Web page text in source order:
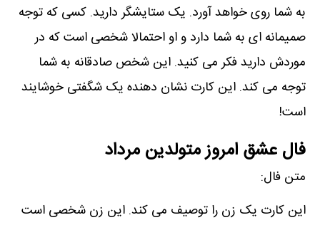
به شما روی خواھد آورد. یک ستایشگر دارید. کسی که توجه
صمیمانه ای به شما دارد و او احتمالا شخصی است که در
موردش دارید فکر می کنید. این شخص صادقانه به شما
توجه می کند. این کارت نشان دھنده یک شگفتی خوشایند
است!
فال عشق امروز متولدین مرداد
متن فال:
این کارت یک زن را توصیف می کند. این زن شخصی است